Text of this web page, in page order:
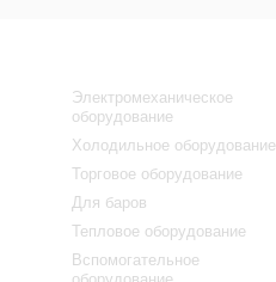
Электромеханическое
оборудование
Холодильное оборудование
Торговое оборудование
Для баров
Тепловое оборудование
Вспомогательное